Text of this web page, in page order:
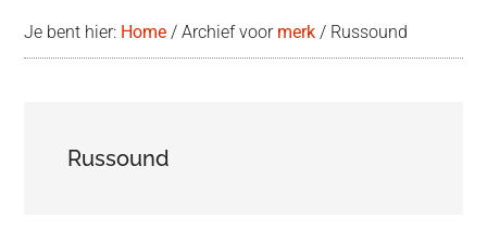
Je bent hier: Home / Archief voor merk / Russound
Russound